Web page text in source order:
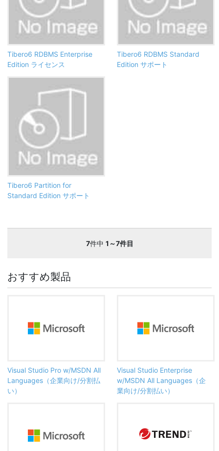
Tibero6 RDBMS Enterprise
Edition ライセンス
Tibero6 RDBMS Standard
Edition サポート
Tibero6 Partition for
Standard Edition サポート
7件中 1～7件目
おすすめ製品
Visual Studio Pro w/MSDN All
Languages（企業向け/分割払
い）
Visual Studio Enterprise
w/MSDN All Languages（企
業向け/分割払い）